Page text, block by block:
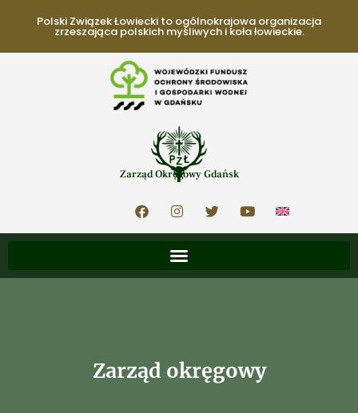
Polski Związek Łowiecki to ogólnokrajowa organizacja
zrzeszająca polskich myśliwych i koła łowieckie.
Zarząd Okręgowy Gdańsk
Zarząd okręgowy